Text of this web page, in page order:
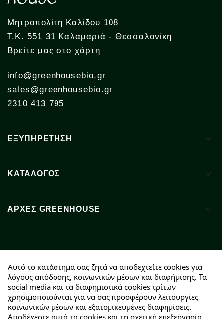
Μητροπολίτη Καλίδου 108
Τ.Κ. 551 31 Καλαμαριά - Θεσσαλονίκη
Βρείτε μας στο χάρτη
info@greenhousebio.gr
sales@greenhousebio.gr
2310 413 795
ΕΞΥΠΗΡΕΤΗΣΗ 
ΚΑΤΑΛΟΓΟΣ 
ΑΡΧΈΣ GREENHOUSE 
Facebook YouTubeInstagram
Αυτό το κατάστημα σας ζητά να αποδεχτείτε cookies για
λόγους απόδοσης, κοινωνικών μέσων και διαφήμισης. Τα
social media και τα διαφημιστικά cookies τρίτων
χρησιμοποιούνται για να σας προσφέρουν λειτουργίες
κοινωνικών μέσων και εξατομικευμένες διαφημίσεις.
Αποδέχεστε αυτά τα cookies και τη σχετική επεξεργασία